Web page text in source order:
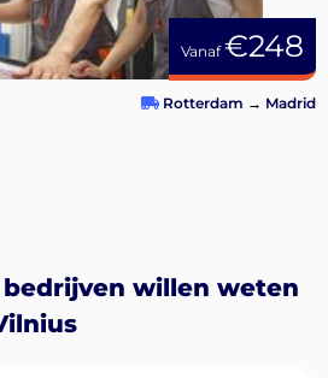
Vanaf€248
Rotterdam → Madrid
willen weten